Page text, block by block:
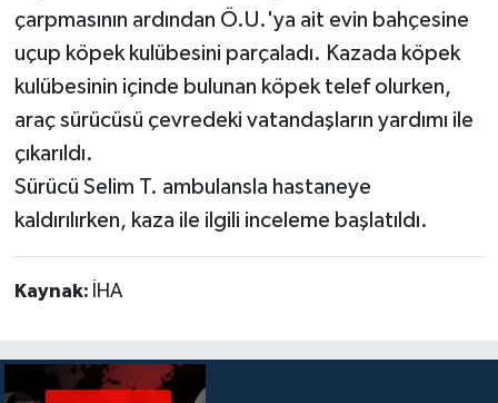
çarpmasının ardından Ö.U.'ya ait evin bahçesine
uçup köpek kulübesini parçaladı. Kazada köpek
kulübesinin içinde bulunan köpek telef olurken,
araç sürücüsü çevredeki vatandaşların yardımı ile
çıkarıldı.
Sürücü Selim T. ambulansla hastaneye
kaldırılırken, kaza ile ilgili inceleme başlatıldı.
Kaynak: İHA